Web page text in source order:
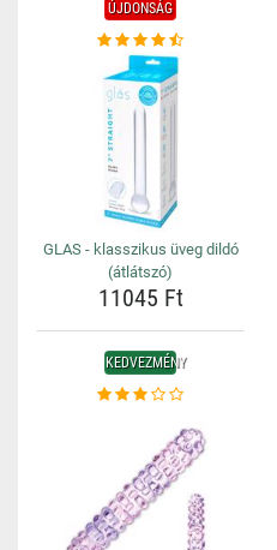
ÚJDONSÁG
GLAS - klasszikus üveg dildó
(átlátszó)
11045 Ft
KEDVEZMÉNY